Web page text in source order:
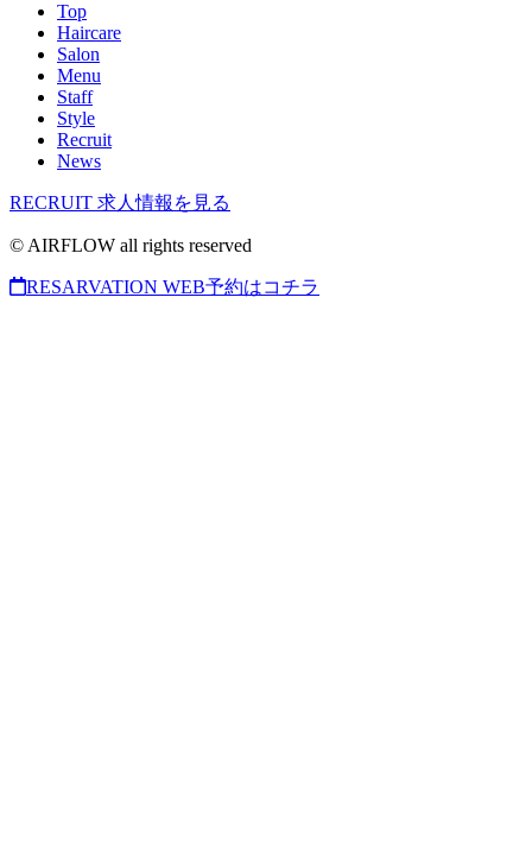
Top
Haircare
Salon
Menu
Staff
Style
Recruit
News
RECRUIT 求人情報を見る
© AIRFLOW all rights reserved
RESARVATION WEB予約はコチラ